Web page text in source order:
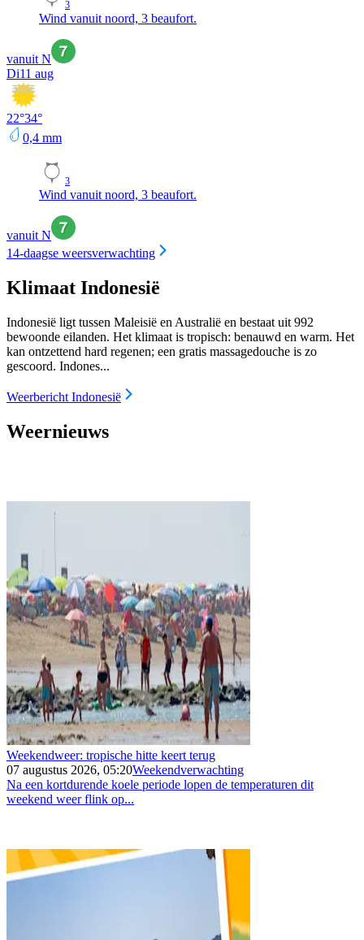
3
Wind vanuit noord, 3 beaufort.
vanuit N
Di11 aug
22°34°
0,4 mm
3
Wind vanuit noord, 3 beaufort.
vanuit N
14-daagse weersverwachting
Klimaat Indonesië
Indonesië ligt tussen Maleisië en Australië en bestaat uit 992
bewoonde eilanden. Het klimaat is tropisch: benauwd en warm. Het
kan ontzettend hard regenen; een gratis massagedouche is zo
gescoord. Indones...
Weerbericht Indonesië
Weernieuws
Weekendweer: tropische hitte keert terug
07 augustus 2026, 05:20Weekendverwachting
Na een kortdurende koele periode lopen de temperaturen dit
weekend weer flink op...